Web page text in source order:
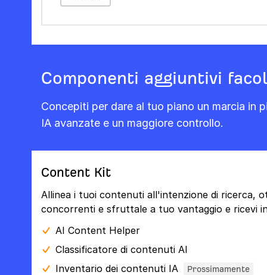
Componenti aggiuntivi
Concepiti per dare al tuo piano un marcia in
IA avanzate e un maggiore controllo.
Content Kit
Allinea i tuoi contenuti all'intenzione di ricerca,
concorrenti e sfruttale a tuo vantaggio e ricevi
AI Content Helper
Classificatore di contenuti AI
Inventario dei contenuti IA
Prossimamente